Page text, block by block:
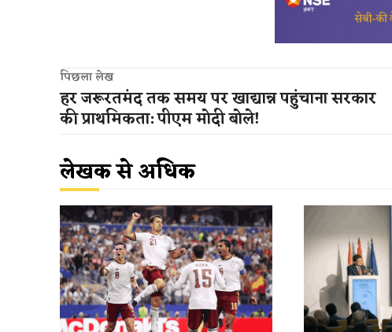
पिछला लेख
हर जरूरतमंद तक समय पर खाद्यान्न पहुंचाना सरकार
की प्राथमिकता: पीएम मोदी बोले!
लेखक से अधिक